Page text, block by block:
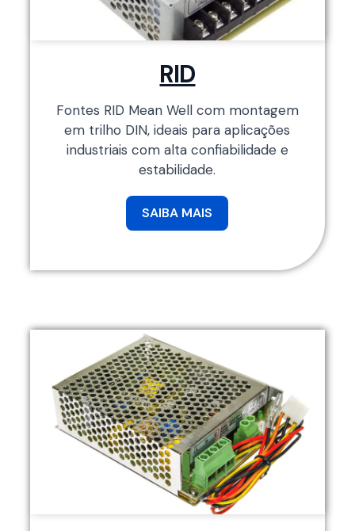
RID
Fontes RID Mean Well com montagem
em trilho DIN, ideais para aplicações
industriais com alta confiabilidade e
estabilidade.
SAIBA MAIS